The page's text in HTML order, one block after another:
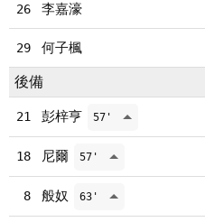
26 李嘉濠
29 何子楓
後備
21 彭梓亨 57'
18 尼爾 57'
8 般奴 63'